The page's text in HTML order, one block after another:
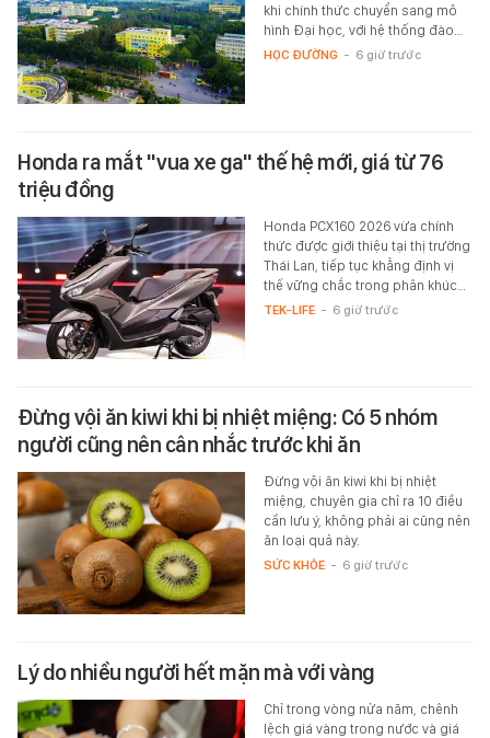
khi chính thức chuyển sang mô
hình Đại học, với hệ thống đào…
HỌC ĐƯỜNG - 6 giờ trước
Honda ra mắt "vua xe ga" thế hệ mới, giá từ 76
triệu đồng
Honda PCX160 2026 vừa chính
thức được giới thiệu tại thị trường
Thái Lan, tiếp tục khẳng định vị
thế vững chắc trong phân khúc…
TEK-LIFE - 6 giờ trước
Đừng vội ăn kiwi khi bị nhiệt miệng: Có 5 nhóm
người cũng nên cân nhắc trước khi ăn
Đừng vội ăn kiwi khi bị nhiệt
miệng, chuyên gia chỉ ra 10 điều
cần lưu ý, không phải ai cũng nên
ăn loại quả này.
SỨC KHỎE - 6 giờ trước
Lý do nhiều người hết mặn mà với vàng
Chỉ trong vòng nửa năm, chênh
lệch giá vàng trong nước và giá